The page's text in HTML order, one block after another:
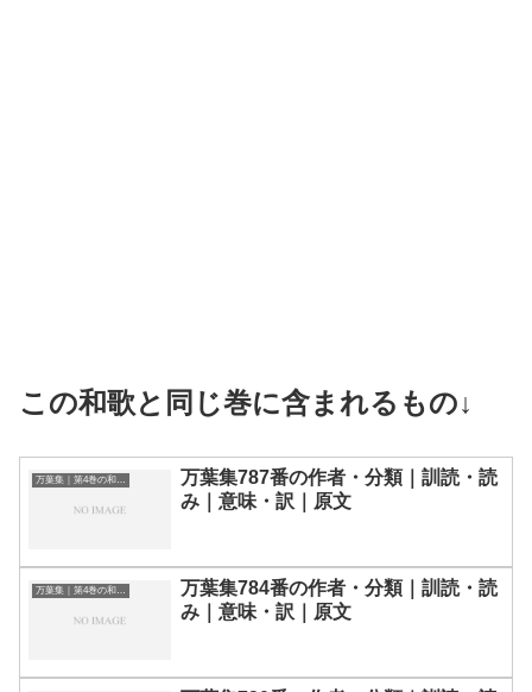
この和歌と同じ巻に含まれるもの↓
万葉集787番の作者・分類｜訓読・読
み｜意味・訳｜原文
万葉集｜第4巻の和歌一覧
万葉集784番の作者・分類｜訓読・読
み｜意味・訳｜原文